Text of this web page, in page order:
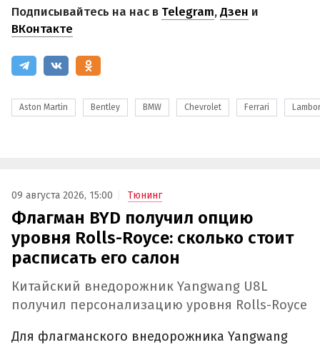
Подписывайтесь на нас в Telegram,Дзен и
ВКонтакте
Aston Martin Bentley BMW Chevrolet Ferrari
09 августа 2026, 15:00 Тюнинг
Флагман BYD получил опцию
уровня Rolls-Royce: сколько стоит
расписать его салон
Китайский внедорожник Yangwang U8L
получил персонализацию уровня Rolls-Royce
Для флагманского внедорожника Yangwang